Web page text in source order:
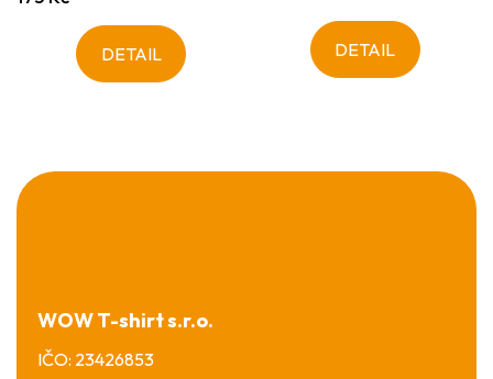
DETAIL DETAIL
Z
á
WOW T-shirt s.r.o.
IČO: 23426853